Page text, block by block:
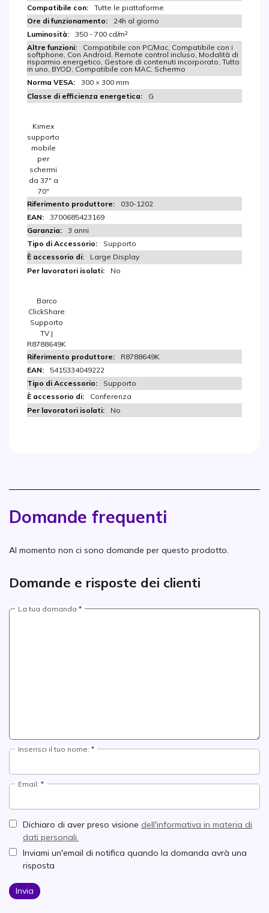
Tutte le piattaforme
24h al giorno
350 - 700 cd/m²
Compatibile con PC/Mac, Compatibile con i
softphone, Con Android, Remote control incluso, Modalità di
risparmio energetico, Gestore di contenuti incorporato, Tutto
in uno, BYOD, Compatibile con MAC, Schermo
300 × 300 mm
G
Kimex
supporto
mobile
per
schermi
da 37″ a
70″
030-1202
3700685423169
3 anni
Supporto
Large Display
No
Barco
ClickShare
Supporto
TV |
R8788649K
R8788649K
5415334049222
Supporto
Conferenza
No
Domande frequenti
Al momento non ci sono domande per questo prodotto.
Domande e risposte dei clienti
La tua domanda
Inserisci il tuo nome:
Email:
Dichiaro di aver preso visione dell'informativa in materia di
dati personali.
Inviami un'email di notifica quando la domanda avrà una
risposta
Invia